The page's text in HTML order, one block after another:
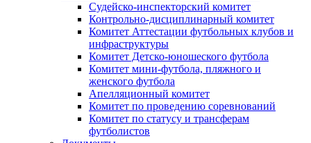
Судейско-инспекторский комитет
Контрольно-дисциплинарный комитет
Комитет Аттестации футбольных клубов и
инфраструктуры
Комитет Детско-юношеского футбола
Комитет мини-футбола, пляжного и
женского футбола
Апелляционный комитет
Комитет по проведению соревнований
Комитет по статусу и трансферам
футболистов